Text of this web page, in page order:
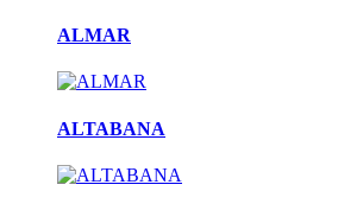
ALMAR
ALTABANA